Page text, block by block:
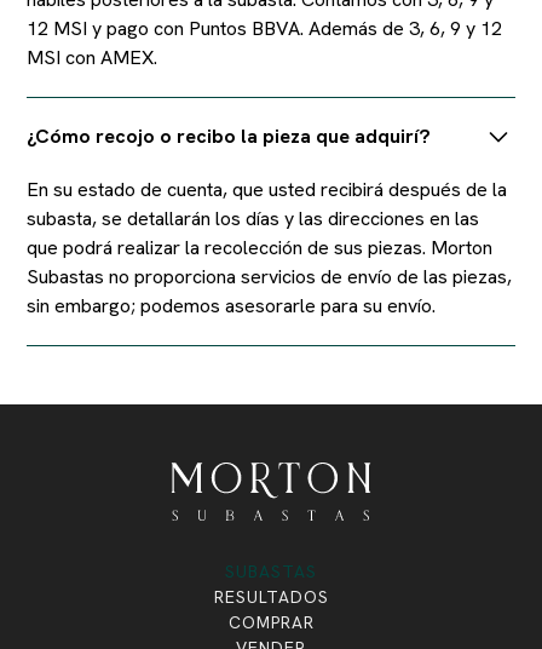
12 MSI y pago con Puntos BBVA. Además de 3, 6, 9 y 12
MSI con AMEX.
¿Cómo recojo o recibo la pieza que adquirí?
En su estado de cuenta, que usted recibirá después de la
subasta, se detallarán los días y las direcciones en las
que podrá realizar la recolección de sus piezas. Morton
Subastas no proporciona servicios de envío de las piezas,
sin embargo; podemos asesorarle para su envío.
SUBASTAS
RESULTADOS
COMPRAR